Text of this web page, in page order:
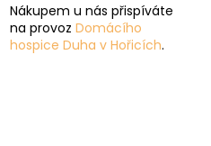
Nákupem u nás přispíváte
na provoz Domácího
hospice Duha v Hořicích.